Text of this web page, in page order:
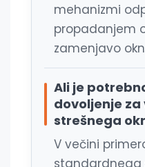
mehanizmi
propadanjem
zamenjavo
Ali je
dovoljenje
strešnega
V večini